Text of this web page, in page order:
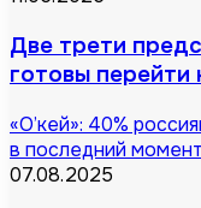
Две трети
готовы
«О’кей»: 40%
в последний момент
07.08.2025